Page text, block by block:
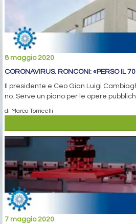
8 maggio 2020
CORONAVIRUS. RONCONI: «PERSO IL
Il presidente e Ceo Gian Luigi
no. Serve un piano per le opere
di Marco Torricelli
7 maggio 2020